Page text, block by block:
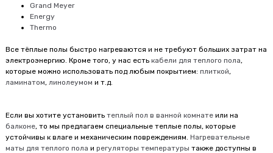
Grand Meyer
Energy
Thermo
Все тёплые полы быстро нагреваются и не требуют больших затрат на
электроэнергию. Кроме того, у нас есть кабели для теплого пола,
которые можно использовать под любым покрытием: плиткой,
ламинатом, линолеумом и т.д.
Если вы хотите установить теплый пол в ванной комнате или на
балконе, то мы предлагаем специальные теплые полы, которые
устойчивы к влаге и механическим повреждениям. Нагревательные
маты для теплого пола и регуляторы температуры также доступны в